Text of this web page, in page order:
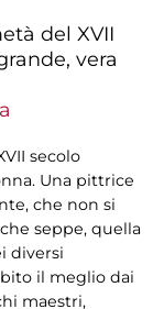
del XVII
vera
secolo
Una pittrice
che non si
seppe, quella
diversi
il meglio dai
maestri,